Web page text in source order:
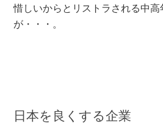
惜しいからとリストラされる中
が・・・。
日本を良くする企業